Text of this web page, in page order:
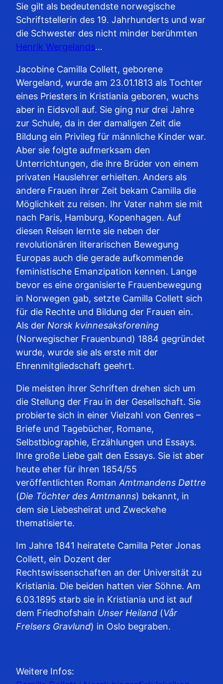
Sie gilt als bedeutendste norwegische
Schriftstellerin des 19. Jahrhunderts und war
die Schwester des nicht minder berühmten
Henrik Wergelands…
Jacobine Camilla Collett, geborene
Wergeland, wurde am 23.01.1813 als Tochter
eines Priesters in Kristiania geboren, wuchs
aber in Eidsvoll auf. Sie ging nur drei Jahre
zur Schule, da in der damaligen Zeit die
Bildung ein Privileg für männliche Kinder war.
Aber sie folgte aufmerksam den
Unterrichtungen, die ihre Brüder von einem
privaten Hauslehrer erhielten. Anders als
andere Frauen ihrer Zeit bekam Camilla die
Möglichkeit zu reisen. Ihr Vater nahm sie mit
nach Paris, Hamburg, Kopenhagen. Auf
diesen Reisen lernte sie neben der
revolutionären literarischen Bewegung
Europas auch die gerade aufkommende
feministische Emanzipation kennen. Lange
bevor es eine organisierte Frauenbewegung
in Norwegen gab, setzte Camilla Collett sich
für die Rechte und Bildung der Frauen ein.
Als der Norsk kvinnesaksforening
(Norwegischer Frauenbund) 1884 gegründet
wurde, wurde sie als erste mit der
Ehrenmitgliedschaft geehrt.
Die meisten ihrer Schriften drehen sich um
die Stellung der Frau in der Gesellschaft. Sie
probierte sich in einer Vielzahl von Genres –
Briefe und Tagebücher, Romane,
Selbstbiographie, Erzählungen und Essays.
Ihre große Liebe galt den Essays. Sie ist aber
heute eher für ihren 1854/55
veröffentlichten Roman Amtmandens Døttre
(Die Töchter des Amtmanns) bekannt, in
dem sie Liebesheirat und Zweckehe
thematisierte.
Im Jahre 1841 heiratete Camilla Peter Jonas
Collett, ein Dozent der
Rechtswissenschaften an der Universität zu
Kristiania. Die beiden hatten vier Söhne. Am
6.03.1895 starb sie in Kristiania und ist auf
dem Friedhofshain Unser Heiland (Vår
Frelsers Gravlund) in Oslo begraben.
Weitere Infos: